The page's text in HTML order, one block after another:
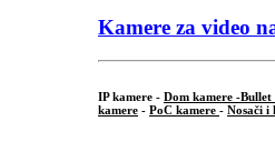
Kamere za video
IP kamere - Dom kamere -Bullet
kamere - PoC kamere - Nosači i